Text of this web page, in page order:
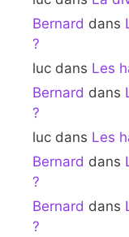
Bernard dans
?
luc dans Les
Bernard dans
?
luc dans Les
Bernard dans
?
Bernard dans
?